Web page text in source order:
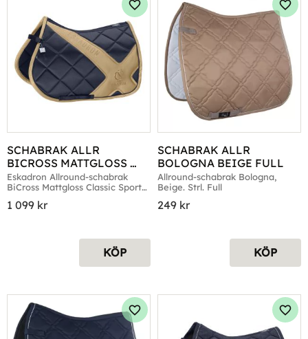
SCHABRAK ALLR
BICROSS MATTGLOSS
CLASSIC SPORTS NAVY
Eskadron Allround-schabrak
BiCross Mattgloss Classic Sports,
1 099 kr
Lägg till i favoriter
KÖP
SCHABRAK ALLR
BOLOGNA BEIGE FULL
Allround-schabrak Bologna,
Beige. Strl. Full
249 kr
KÖP
Lägg till i favoriter